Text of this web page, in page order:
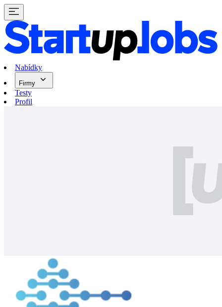
Nabídky
Firmy
Testy
Profil